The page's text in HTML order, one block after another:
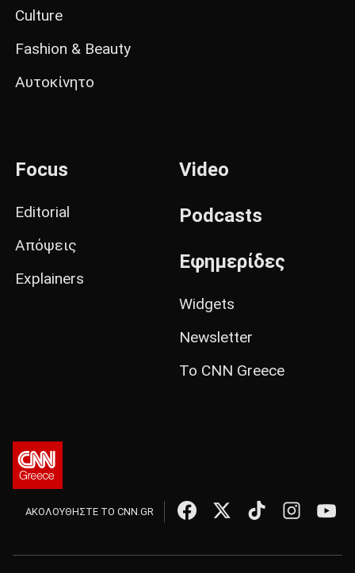
Culture
Fashion & Beauty
Αυτοκίνητο
Focus
Editorial
Απόψεις
Explainers
Video
Podcasts
Εφημερίδες
Widgets
Newsletter
Το CNN Greece
ΑΚΟΛΟΥΘΗΣΤΕ ΤΟ CNN.GR